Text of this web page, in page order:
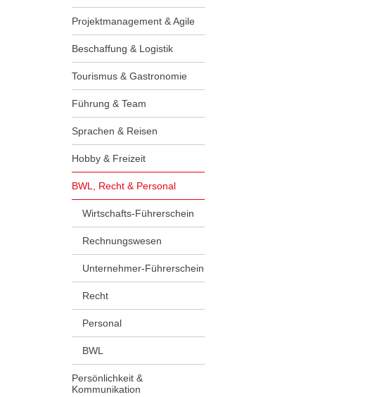
Projektmanagement & Agile
Beschaffung & Logistik
Tourismus & Gastronomie
Führung & Team
Sprachen & Reisen
Hobby & Freizeit
BWL, Recht & Personal
Wirtschafts-Führerschein
Rechnungswesen
Unternehmer-Führerschein
Recht
Personal
BWL
Persönlichkeit &
Kommunikation